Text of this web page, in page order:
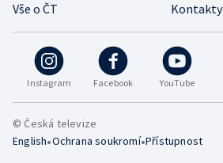
Instagram Facebook YouTube
Vše o ČT
Kontakty
© Česká televize
English•Ochrana soukromí•Přístupnost